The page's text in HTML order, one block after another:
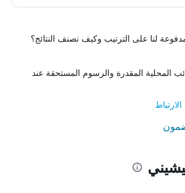
لنا على الترتيب وكيف نصنف النتائج؟
المحلية المقدرة والرسوم المستحقة عند